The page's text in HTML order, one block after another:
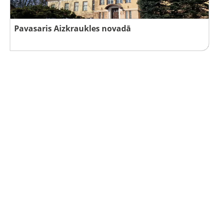
Pavasaris Aizkraukles novadā